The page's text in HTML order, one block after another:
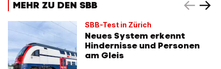
MEHR ZU DEN SBB
SBB-Test in Zürich
Neues System erkennt
Hindernisse und Personen
am Gleis